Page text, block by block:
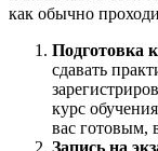
как обычно
Подготовка
сдавать
курс
вас готовым,
Запись на